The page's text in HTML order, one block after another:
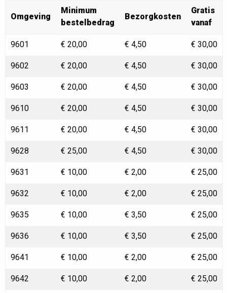
Omgeving
Minimum
bestelbedrag
Bezorgkosten
Gratis
vanaf
9601 € 20,00 € 4,50 € 30,00
9602 € 20,00 € 4,50 € 30,00
9603 € 20,00 € 4,50 € 30,00
9610 € 20,00 € 4,50 € 30,00
9611 € 20,00 € 4,50 € 30,00
9628 € 25,00 € 4,50 € 30,00
9631 € 10,00 € 2,00 € 25,00
9632 € 10,00 € 2,00 € 25,00
9635 € 10,00 € 3,50 € 25,00
9636 € 10,00 € 3,50 € 25,00
9641 € 10,00 € 2,00 € 25,00
9642 € 10,00 € 2,00 € 25,00